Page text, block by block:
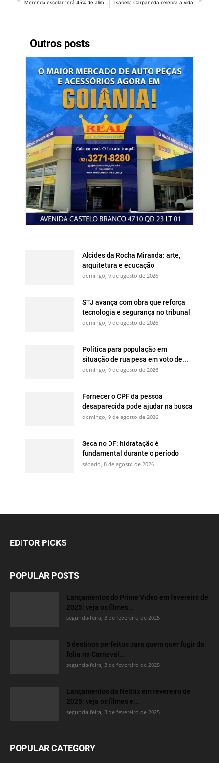
Outros posts
Alcides da Rocha Miranda: arte,
arquitetura e educação
domingo, 9 de agosto de 2026
STJ avança com obra que reforça
tecnologia e segurança no tribunal
domingo, 9 de agosto de 2026
Política para população em
situação de rua pesa em voto de...
domingo, 9 de agosto de 2026
Fornecer o CPF da pessoa
desaparecida pode ajudar na busca
domingo, 9 de agosto de 2026
Seca no DF: hidratação é
fundamental durante o período
sábado, 8 de agosto de 2026
Isabella Carpaneda celebra a vida
EDITOR PICKS
POPULAR POSTS
Lançamentos do Prime Video em fevereiro de
2025: veja os filmes...
segunda-feira, 3 de fevereiro de 2025
5 destinos perfeitos para quem quer fugir da
folia no Carnaval...
segunda-feira, 3 de fevereiro de 2025
Lançamentos da Netflix em fevereiro de
2025: veja os filmes e...
segunda-feira, 3 de fevereiro de 2025
POPULAR CATEGORY